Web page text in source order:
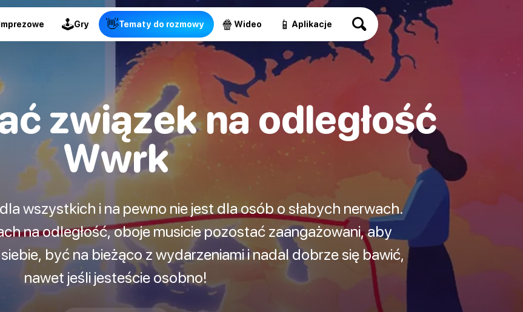
🕹Gry 👋Tematy do rozmowy 🍿 Wideo 📱 Aplikacje
związek na odległość
Wwrk
wszystkich i na pewno nie jest dla osób o słabych nerwach.
na odległość, oboje musicie pozostać zaangażowani, aby
być na bieżąco z wydarzeniami i nadal dobrze się bawić,
nawet jeśli jesteście osobno!